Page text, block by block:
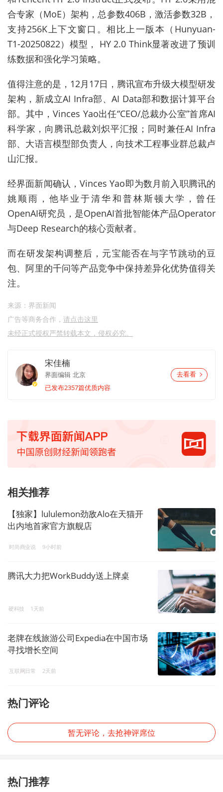
合专家（MoE）架构， 总参数406B，激活参数32B，
支持256K上下文窗口。相比上一版本（Hunyuan-
T1-20250822）模型， HY 2.0 Think显著改进了预训
练数据和强化学习策略。
值得注意的是，12月17日，腾讯宣布升级大模型研发
架构，新成立AI Infra部、AI Data部和数据计算平台
部。其中，Vinces Yao出任“CEO/总裁办公室”首席AI
科学家，向腾讯总裁刘炽平汇报；同时兼任AI Infra
部、大语言模型部负责人，向技术工程事业群总裁卢
山汇报。
经界面新闻确认，Vinces Yao即为数月前入职腾讯的
姚顺雨，他毕业于清华和普林斯顿大学，曾任
OpenAI研究员，是OpenAI首批智能体产品Operator
与Deep Research的核心贡献者。
而在研发架构调整后，元宝能否在与字节跳动的豆
包、阿里的千问等产品竞争中保持差异化优势值得关
注。
来源：界面新闻
广告等商务合作， 请点击这里
未经正式授权严禁转载本文，侵权必究。
宋佳楠
界面编辑 北京
已发布2357篇优质内容
去看看
相关推荐
【独家】lululemon劲敌Alo在天猫开
出内地首家官方旗舰店
时尚商业说 9小时前
腾讯大力把WorkBuddy送上牌桌
硬科技 1天前
老牌在线旅游公司Expedia在中国市场
寻找增长空间
互联网日常 2天前
热门评论
暂无评论，去抢神评席位
热门推荐